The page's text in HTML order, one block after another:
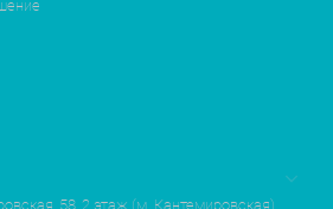
58, 2 этаж (м. Кантемировская)